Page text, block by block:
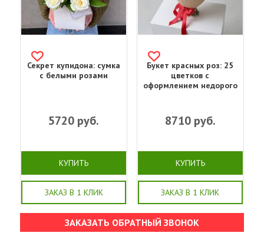
Секрет купидона: сумка
с белыми розами
5720 руб.
КУПИТЬ
ЗАКАЗ В 1 КЛИК
Букет красных роз: 25
цветков с
оформлением недорого
8710руб.
КУПИТЬ
ЗАКАЗ В 1 КЛИК
ЗАКАЗАТЬ ОБРАТНЫЙ ЗВОНОК